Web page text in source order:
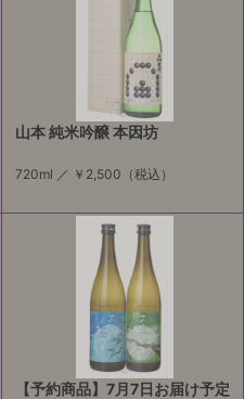
山本 純米吟醸 本因坊
720ml ／ ￥2,500 （税込）
【予約商品】7月7日お届け予定